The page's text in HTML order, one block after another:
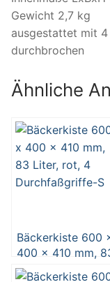
Gewicht 2,7 kg
ausgestattet mit
durchbrochen
Ähnliche
Bäckerkiste 600
400 x 410 mm,
Liter, rot, 4